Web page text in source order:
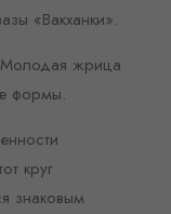
«Вакханки».
Молодая жрица
формы.
круг
знаковым